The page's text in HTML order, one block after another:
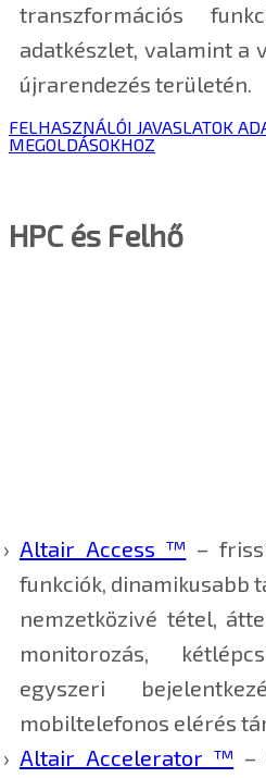
transzformációs
adatkészlet, valamint a
újrarendezés területén.
FELHASZNÁLÓI JAVASLATOK
MEGOLDÁSOKHOZ
HPC és Felhő
Altair Access ™ –
funkciók, dinamikusabb
nemzetközivé tétel,
monitorozás,
egyszeri
mobiltelefonos elérés
Altair Accelerator ™ –